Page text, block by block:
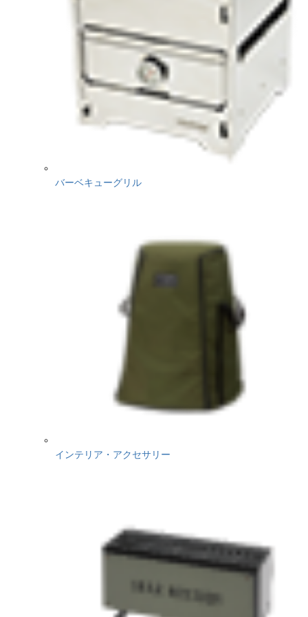
バーベキューグリル
インテリア・アクセサリー